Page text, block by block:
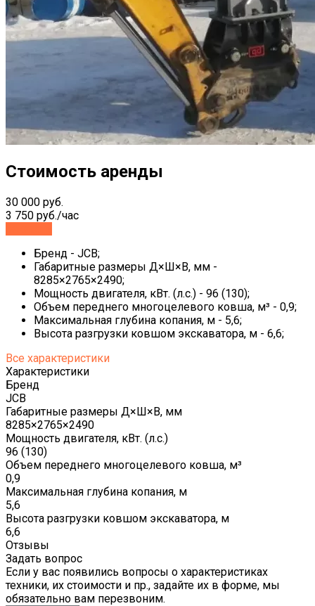
Стоимость аренды
30 000 руб.
3 750 руб./час
Бренд - JCB;
Габаритные размеры Д×Ш×В, мм -
8285×2765×2490;
Мощность двигателя, кВт. (л.с.) - 96 (130);
Объем переднего многоцелевого ковша, м³ - 0,9;
Максимальная глубина копания, м - 5,6;
Высота разгрузки ковшом экскаватора, м - 6,6;
Все характеристики
Характеристики
Бренд
JCB
Габаритные размеры Д×Ш×В, мм
8285×2765×2490
Мощность двигателя, кВт. (л.с.)
96 (130)
Объем переднего многоцелевого ковша, м³
0,9
Максимальная глубина копания, м
5,6
Высота разгрузки ковшом экскаватора, м
6,6
Отзывы
Задать вопрос
Если у вас появились вопросы о характеристиках
техники, их стоимости и пр., задайте их в форме, мы
обязательно вам перезвоним.